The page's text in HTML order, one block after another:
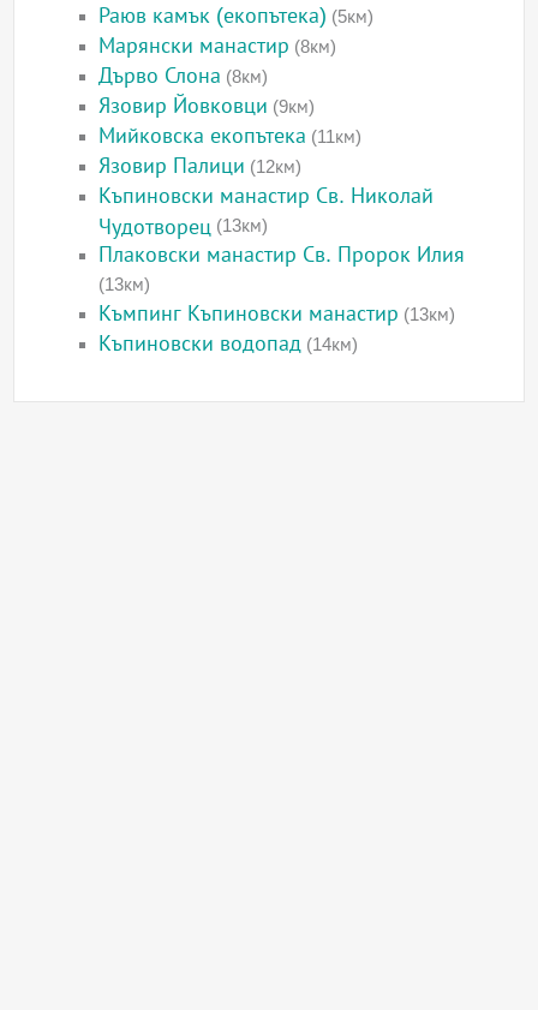
Раюв камък (екопътека) (5км)
Марянски манастир (8км)
Дърво Слона (8км)
Язовир Йовковци (9км)
Мийковска екопътека (11км)
Язовир Палици (12км)
Къпиновски манастир Св. Николай
Чудотворец (13км)
Плаковски манастир Св. Пророк Илия
(13км)
Къмпинг Къпиновски манастир (13км)
Къпиновски водопад (14км)